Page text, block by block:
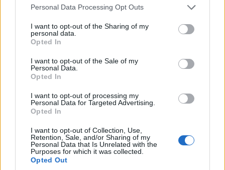
Please note that this website/app uses one or more Google
not limited to your visit or usage behaviour. You may click to
grant or deny consent to Google and its third-party tags to
use your data for below specified purposes in below Google
consent section.
Personal Data Processing Opt Outs
I want to opt-out of the Sharing of my
personal data.
Opted In
I want to opt-out of the Sale of my
Personal Data.
Opted In
I want to opt-out of processing my
Personal Data for Targeted Advertising.
Opted In
I want to opt-out of Collection, Use,
Retention, Sale, and/or Sharing of my
Personal Data that Is Unrelated with the
Purposes for which it was collected.
Opted Out
Ελληνοκύπρια πρώην δικαστής του Εφετείου του
Κουίνσλαντ τιμήθηκε από την Κυπριακή
Δημοκρατία για την προσφορά της στη
Δικαιοσύνη και την ομογένεια
1/08/2026 - 11:21πμ